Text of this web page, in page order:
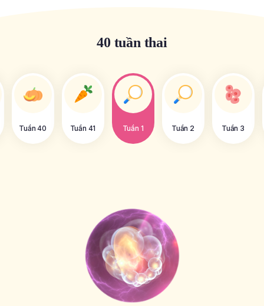
40 tuần thai
Tuần 40 Tuần 41 Tuần 1 Tuần 2 Tuần 3